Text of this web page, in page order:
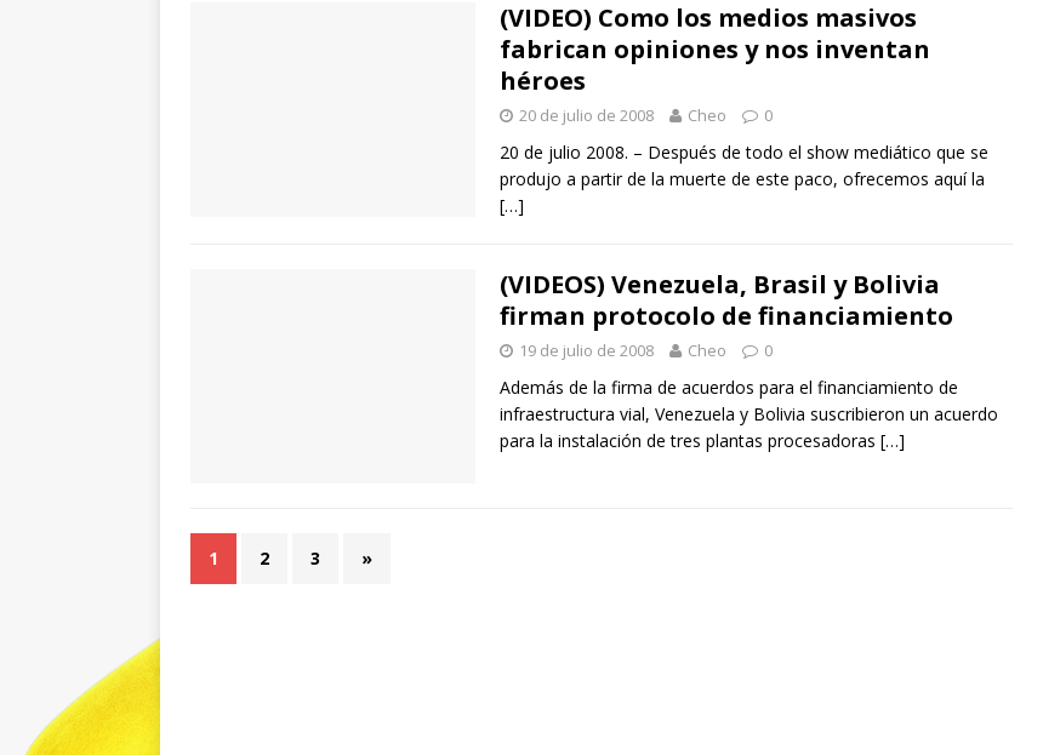
(VIDEO) Como los medios masivos
fabrican opiniones y nos inventan
héroes
20 de julio de 2008 Cheo 0
20 de julio 2008. – Después de todo el show mediático que se
produjo a partir de la muerte de este paco, ofrecemos aquí la
[…]
(VIDEOS) Venezuela, Brasil y Bolivia
firman protocolo de financiamiento
19 de julio de 2008 Cheo 0
Además de la firma de acuerdos para el financiamiento de
infraestructura vial, Venezuela y Bolivia suscribieron un acuerdo
para la instalación de tres plantas procesadoras […]
1 2 3 »